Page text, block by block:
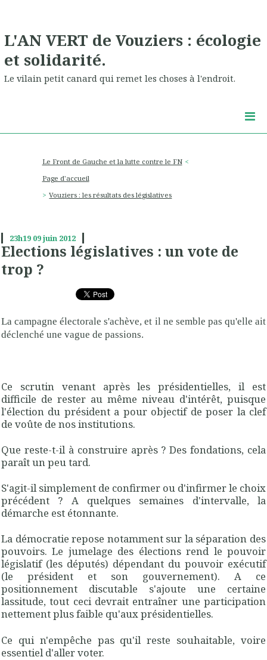
L'AN VERT de Vouziers : écologie
et solidarité.
Le vilain petit canard qui remet les choses à l'endroit.
Le Front de Gauche et la lutte contre le FN
Page d'accueil
Vouziers : les résultats des législatives
23h19 09juin 2012
Elections législatives : un vote de
trop ?
La campagne électorale s'achève, et il ne semble pas qu'elle ait
déclenché une vague de passions.
Ce scrutin venant après les présidentielles, il est
difficile de rester au même niveau d'intérêt, puisque
l'élection du président a pour objectif de poser la clef
de voûte de nos institutions.
Que reste-t-il à construire après ? Des fondations, cela
paraît un peu tard.
S'agit-il simplement de confirmer ou d'infirmer le choix
précédent ? A quelques semaines d'intervalle, la
démarche est étonnante.
La démocratie repose notamment sur la séparation des
pouvoirs. Le jumelage des élections rend le pouvoir
législatif (les députés) dépendant du pouvoir exécutif
(le président et son gouvernement). A ce
positionnement discutable s'ajoute une certaine
lassitude, tout ceci devrait entraîner une participation
nettement plus faible qu'aux présidentielles.
Ce qui n'empêche pas qu'il reste souhaitable, voire
essentiel d'aller voter.